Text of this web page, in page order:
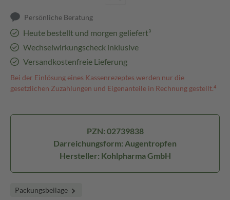
Persönliche Beratung
Heute bestellt und morgen geliefert³
Wechselwirkungscheck inklusive
Versandkostenfreie Lieferung
Bei der Einlösung eines Kassenrezeptes werden nur die
gesetzlichen Zuzahlungen und Eigenanteile in Rechnung gestellt.⁴
PZN: 02739838
Darreichungsform: Augentropfen
Hersteller: Kohlpharma GmbH
Packungsbeilage